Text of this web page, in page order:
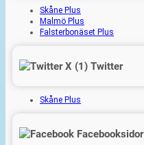
Skåne Plus
Malmö Plus
Falsterbonäset Plus
Twitter
Skåne Plus
Facebooksidor